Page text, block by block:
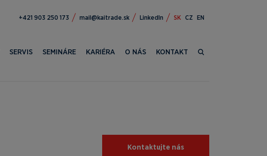
371 052 309 124+ ks.edartiak@liam LinkedIn SK CZ EN
SERVIS SEMINÁRE KARIÉRA O NÁS KONTAKT
Kontaktujte nás